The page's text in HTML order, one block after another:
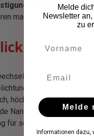
lässt
magnetischen KW-
in Sekunden – kein
&
höchste Bildqualität
Nano-Beschichtung
für schnelles Identifizieren
Melde
Newsletter
zu
Melde
Informationen dazu,